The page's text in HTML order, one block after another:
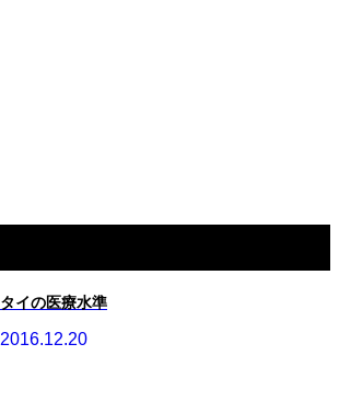
タイの医療水準
2016.12.20